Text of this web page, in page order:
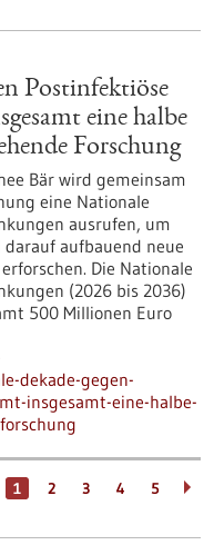
Postinfektiöse
eine halbe
Forschung
Bär wird gemeinsam
eine Nationale
ausrufen, um
aufbauend neue
Die Nationale
(2026 bis 2036)
500 Millionen Euro
dekade-gegen-
insgesamt-eine-halbe-
1 2 3 4 5